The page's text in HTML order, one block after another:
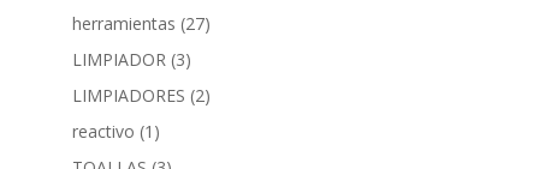
herramientas (27)
LIMPIADOR (3)
LIMPIADORES (2)
reactivo (1)